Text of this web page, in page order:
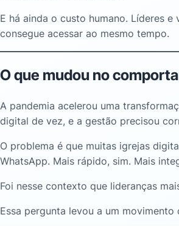
E há ainda o custo humano. Líderes
consegue acessar ao mesmo tempo.
O que mudou no
A pandemia acelerou uma
digital de vez, e a gestão precisou
O problema é que muitas igrejas
WhatsApp. Mais rápido, sim. Mais
Foi nesse contexto que lideranças
Essa pergunta levou a um